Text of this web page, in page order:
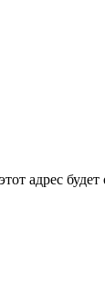
адрес